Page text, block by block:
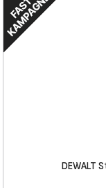
DEWALT